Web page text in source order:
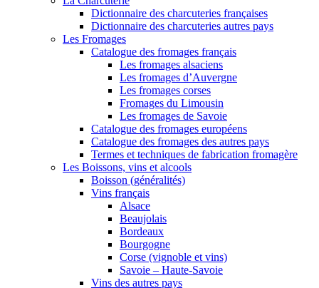
Dictionnaire des charcuteries françaises
Dictionnaire des charcuteries autres pays
Les Fromages
Catalogue des fromages français
Les fromages alsaciens
Les fromages d’Auvergne
Les fromages corses
Fromages du Limousin
Les fromages de Savoie
Catalogue des fromages européens
Catalogue des fromages des autres pays
Termes et techniques de fabrication fromagère
Les Boissons, vins et alcools
Boisson (généralités)
Vins français
Alsace
Beaujolais
Bordeaux
Bourgogne
Corse (vignoble et vins)
Savoie – Haute-Savoie
Vins des autres pays